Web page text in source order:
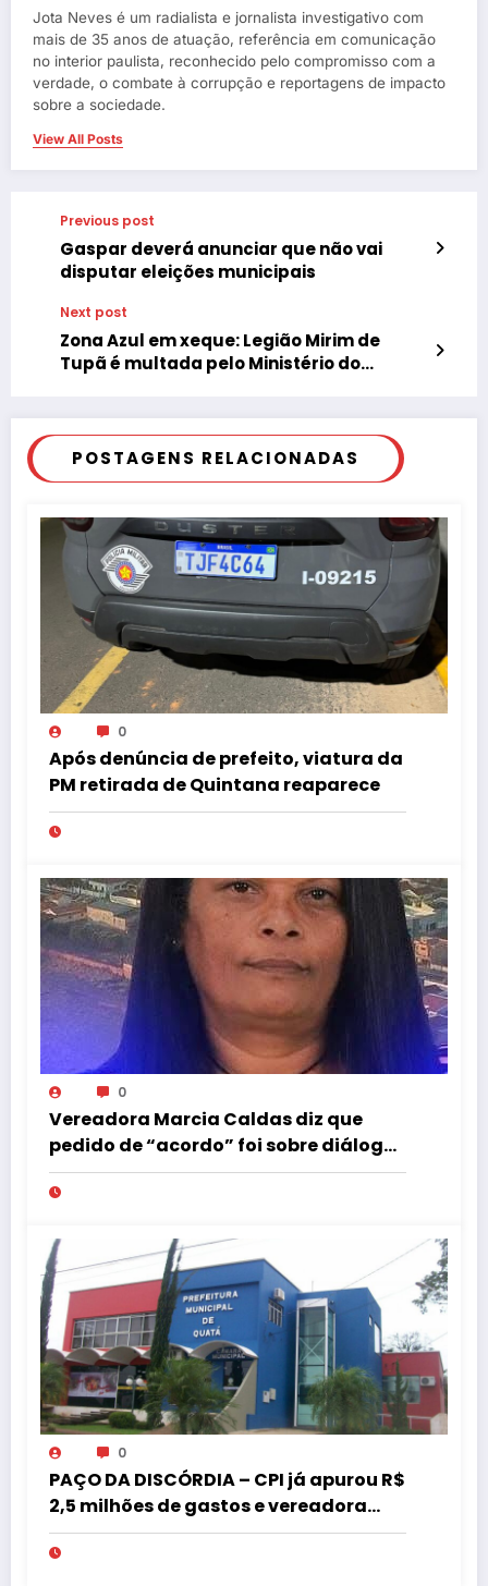
Jota Neves é um radialista e jornalista investigativo com
mais de 35 anos de atuação, referência em comunicação
no interior paulista, reconhecido pelo compromisso com a
verdade, o combate à corrupção e reportagens de impacto
sobre a sociedade.
View All Posts
Previous post
Gaspar deverá anunciar que não vai
disputar eleições municipais
Next post
Zona Azul em xeque: Legião Mirim de
Tupã é multada pelo Ministério do
POSTAGENS RELACIONADAS
0
Após denúncia de prefeito, viatura da
PM retirada de Quintana reaparece
0
Vereadora Marcia Caldas diz que
pedido de “acordo” foi sobre diálogo
institucional
0
PAÇO DA DISCÓRDIA – CPI já apurou R$
2,5 milhões de gastos e vereadora
pede “acordo” para aprovar R$ 9,5
milhões